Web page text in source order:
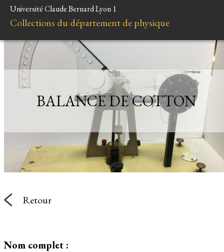
Liens et
Université Claude Bernard Lyon 1
Collections du département de physique
BALANCE DE COTTON
Retour
Nom complet :